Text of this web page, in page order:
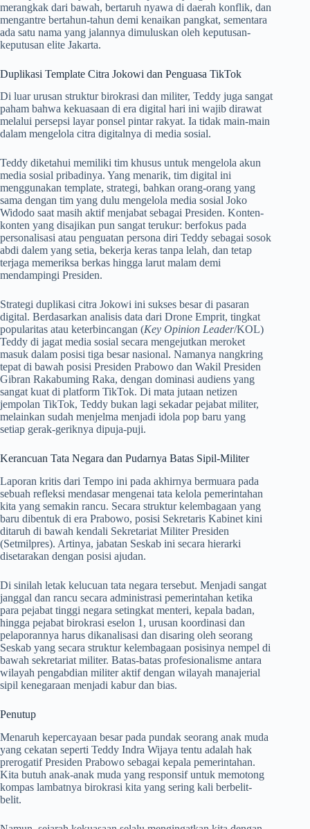
merangkak dari bawah, bertaruh nyawa di daerah konflik, dan
mengantre bertahun-tahun demi kenaikan pangkat, sementara
ada satu nama yang jalannya dimuluskan oleh keputusan-
keputusan elite Jakarta.
Duplikasi Template Citra Jokowi dan Penguasa TikTok
Di luar urusan struktur birokrasi dan militer, Teddy juga sangat
paham bahwa kekuasaan di era digital hari ini wajib dirawat
melalui persepsi layar ponsel pintar rakyat. Ia tidak main-main
dalam mengelola citra digitalnya di media sosial.
Teddy diketahui memiliki tim khusus untuk mengelola akun
media sosial pribadinya. Yang menarik, tim digital ini
menggunakan template, strategi, bahkan orang-orang yang
sama dengan tim yang dulu mengelola media sosial Joko
Widodo saat masih aktif menjabat sebagai Presiden. Konten-
konten yang disajikan pun sangat terukur: berfokus pada
personalisasi atau penguatan persona diri Teddy sebagai sosok
abdi dalem yang setia, bekerja keras tanpa lelah, dan tetap
terjaga memeriksa berkas hingga larut malam demi
mendampingi Presiden.
Strategi duplikasi citra Jokowi ini sukses besar di pasaran
digital. Berdasarkan analisis data dari Drone Emprit, tingkat
popularitas atau keterbincangan (Key Opinion Leader/KOL)
Teddy di jagat media sosial secara mengejutkan meroket
masuk dalam posisi tiga besar nasional. Namanya nangkring
tepat di bawah posisi Presiden Prabowo dan Wakil Presiden
Gibran Rakabuming Raka, dengan dominasi audiens yang
sangat kuat di platform TikTok. Di mata jutaan netizen
jempolan TikTok, Teddy bukan lagi sekadar pejabat militer,
melainkan sudah menjelma menjadi idola pop baru yang
setiap gerak-geriknya dipuja-puji.
Kerancuan Tata Negara dan Pudarnya Batas Sipil-Militer
Laporan kritis dari Tempo ini pada akhirnya bermuara pada
sebuah refleksi mendasar mengenai tata kelola pemerintahan
kita yang semakin rancu. Secara struktur kelembagaan yang
baru dibentuk di era Prabowo, posisi Sekretaris Kabinet kini
ditaruh di bawah kendali Sekretariat Militer Presiden
(Setmilpres). Artinya, jabatan Seskab ini secara hierarki
disetarakan dengan posisi ajudan.
Di sinilah letak kelucuan tata negara tersebut. Menjadi sangat
janggal dan rancu secara administrasi pemerintahan ketika
para pejabat tinggi negara setingkat menteri, kepala badan,
hingga pejabat birokrasi eselon 1, urusan koordinasi dan
pelaporannya harus dikanalisasi dan disaring oleh seorang
Seskab yang secara struktur kelembagaan posisinya nempel di
bawah sekretariat militer. Batas-batas profesionalisme antara
wilayah pengabdian militer aktif dengan wilayah manajerial
sipil kenegaraan menjadi kabur dan bias.
Penutup
Menaruh kepercayaan besar pada pundak seorang anak muda
yang cekatan seperti Teddy Indra Wijaya tentu adalah hak
prerogatif Presiden Prabowo sebagai kepala pemerintahan.
Kita butuh anak-anak muda yang responsif untuk memotong
kompas lambatnya birokrasi kita yang sering kali berbelit-
belit.